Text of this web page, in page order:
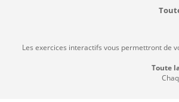
Les exercices interactifs vous permettront de
Toute